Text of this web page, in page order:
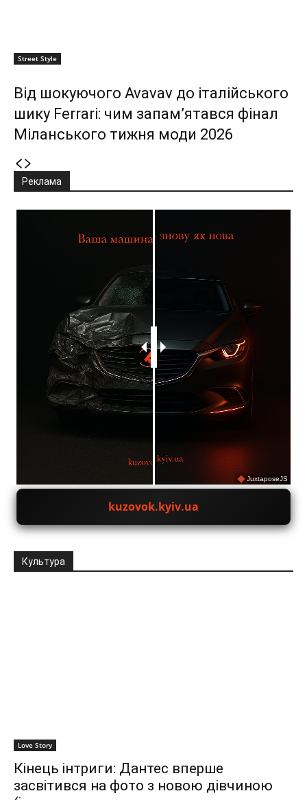
Street Style
Від шокуючого Avavav до італійського
шику Ferrari: чим запам’ятався фінал
Міланського тижня моди 2026
Реклама
JuxtaposeJS
kuzovok.kyiv.ua
Культура
Love Story
Кінець інтриги: Дантес вперше
засвітився на фото з новою дівчиною